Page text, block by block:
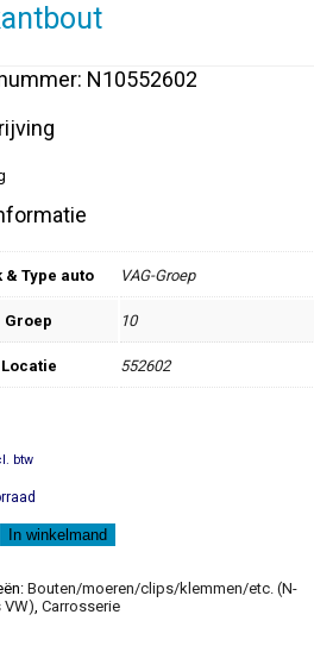
N10552602
& Type auto VAG-Groep
Groep 10
Locatie 552602
btw
In winkelmand
Bouten/moeren/clips/klemmen/etc. (N-
VW) ,Carrosserie